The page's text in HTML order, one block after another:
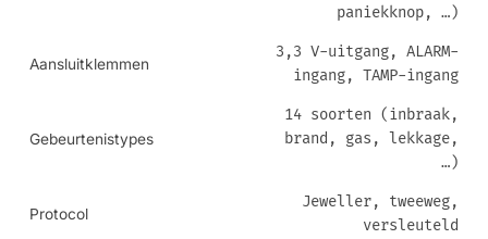
paniekknop, …)
Aansluitklemmen
3,3 V-uitgang, ALARM-
ingang, TAMP-ingang
Gebeurtenistypes
14 soorten (inbraak,
brand, gas, lekkage,
…)
Protocol
Jeweller, tweeweg,
versleuteld